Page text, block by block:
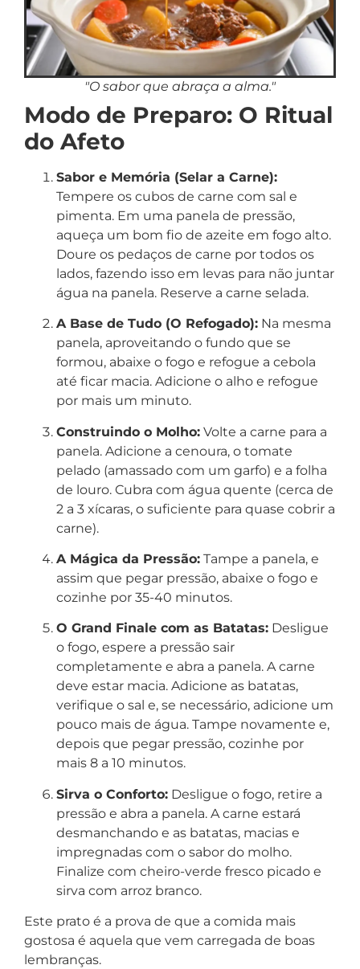
"O sabor que abraça a alma."
Modo de Preparo: O Ritual
do Afeto
Sabor e Memória (Selar a Carne):
Tempere os cubos de carne com sal e
pimenta. Em uma panela de pressão,
aqueça um bom fio de azeite em fogo alto.
Doure os pedaços de carne por todos os
lados, fazendo isso em levas para não juntar
água na panela. Reserve a carne selada.
A Base de Tudo (O Refogado): Na mesma
panela, aproveitando o fundo que se
formou, abaixe o fogo e refogue a cebola
até ficar macia. Adicione o alho e refogue
por mais um minuto.
Construindo o Molho: Volte a carne para a
panela. Adicione a cenoura, o tomate
pelado (amassado com um garfo) e a folha
de louro. Cubra com água quente (cerca de
2 a 3 xícaras, o suficiente para quase cobrir a
carne).
A Mágica da Pressão: Tampe a panela, e
assim que pegar pressão, abaixe o fogo e
cozinhe por 35-40 minutos.
O Grand Finale com as Batatas: Desligue
o fogo, espere a pressão sair
completamente e abra a panela. A carne
deve estar macia. Adicione as batatas,
verifique o sal e, se necessário, adicione um
pouco mais de água. Tampe novamente e,
depois que pegar pressão, cozinhe por
mais 8 a 10 minutos.
Sirva o Conforto: Desligue o fogo, retire a
pressão e abra a panela. A carne estará
desmanchando e as batatas, macias e
impregnadas com o sabor do molho.
Finalize com cheiro-verde fresco picado e
sirva com arroz branco.
Este prato é a prova de que a comida mais
gostosa é aquela que vem carregada de boas
lembranças.